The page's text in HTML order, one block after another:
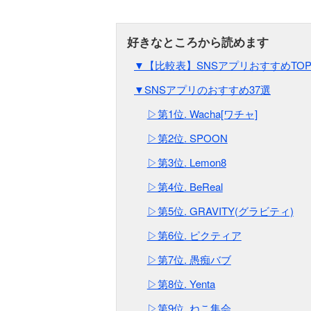
▼【比較表】SNSアプリおすすめ
▼SNSアプリのおすすめ37選
▷第1位. Wacha[ワチャ]
▷第2位. SPOON
▷第3位. Lemon8
▷第4位. BeReal
▷第5位. GRAVITY(グラビティ)
▷第6位. ピクティア
▷第7位. 愚痴バブ
▷第8位. Yenta
▷第9位. ねこ集会